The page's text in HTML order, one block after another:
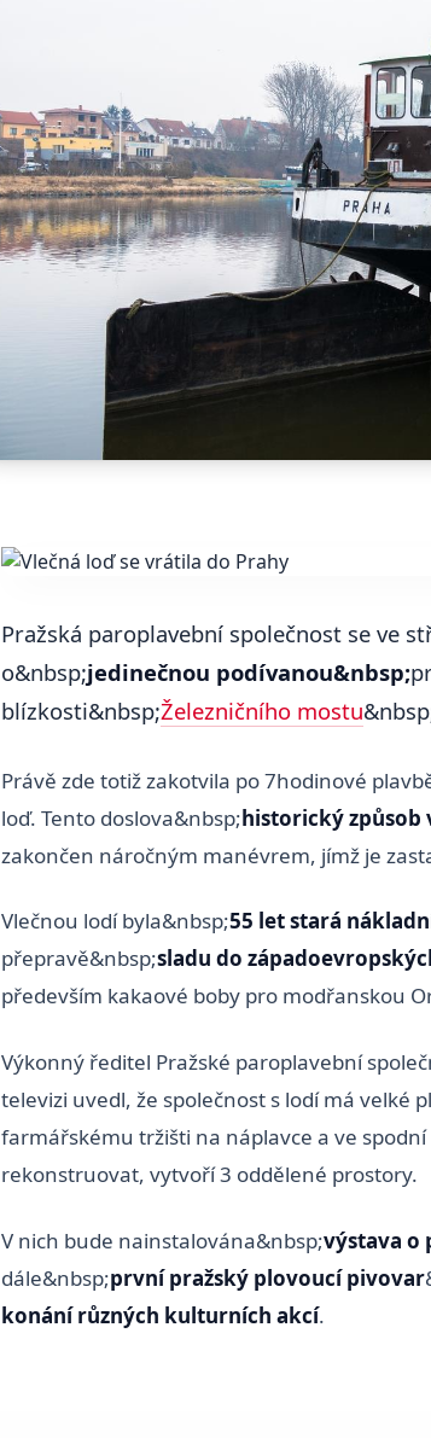
Pražská paroplavební společnost se ve
o&nbsp;jedinečnou podívanou&nbsp;
blízkosti&nbsp;Železničního mostu
Právě zde totiž zakotvila po 7hodinové
loď. Tento doslova&nbsp;historický
zakončen náročným manévrem, jímž je
Vlečnou lodí byla&nbsp;55 let stará
přepravě&nbsp;sladu do
především kakaové boby pro modřanskou
Výkonný ředitel Pražské paroplavební
televizi uvedl, že společnost s lodí má velké
farmářskému tržišti na náplavce a ve
rekonstruovat, vytvoří 3 oddělené prostory.
V nich bude nainstalována&nbsp;výstava o
dále&nbsp;první pražský plovoucí pivovar
konání různých kulturních akcí.